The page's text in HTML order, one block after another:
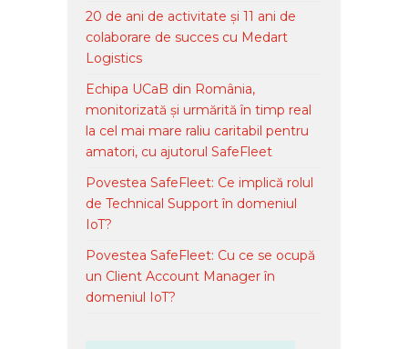
20 de ani de activitate și 11 ani de
colaborare de succes cu Medart
Logistics
Echipa UCaB din România,
monitorizată și urmărită în timp real
la cel mai mare raliu caritabil pentru
amatori, cu ajutorul SafeFleet
Povestea SafeFleet: Ce implică rolul
de Technical Support în domeniul
IoT?
Povestea SafeFleet: Cu ce se ocupă
un Client Account Manager în
domeniul IoT?